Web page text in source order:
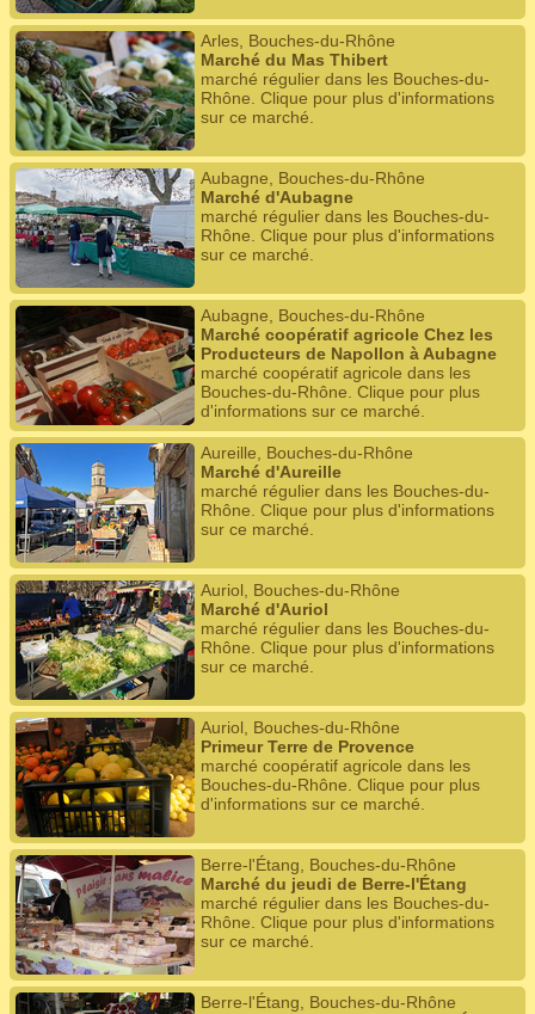
Arles, Bouches-du-Rhône
Marché du Mas Thibert
marché régulier dans les Bouches-du-
Rhône. Clique pour plus d'informations
sur ce marché.
Aubagne, Bouches-du-Rhône
Marché d'Aubagne
marché régulier dans les Bouches-du-
Rhône. Clique pour plus d'informations
sur ce marché.
Aubagne, Bouches-du-Rhône
Marché coopératif agricole Chez les
Producteurs de Napollon à Aubagne
marché coopératif agricole dans les
Bouches-du-Rhône. Clique pour plus
d'informations sur ce marché.
Aureille, Bouches-du-Rhône
Marché d'Aureille
marché régulier dans les Bouches-du-
Rhône. Clique pour plus d'informations
sur ce marché.
Auriol, Bouches-du-Rhône
Marché d'Auriol
marché régulier dans les Bouches-du-
Rhône. Clique pour plus d'informations
sur ce marché.
Auriol, Bouches-du-Rhône
Primeur Terre de Provence
marché coopératif agricole dans les
Bouches-du-Rhône. Clique pour plus
d'informations sur ce marché.
Berre-l'Étang, Bouches-du-Rhône
Marché du jeudi de Berre-l'Étang
marché régulier dans les Bouches-du-
Rhône. Clique pour plus d'informations
sur ce marché.
Berre-l'Étang, Bouches-du-Rhône